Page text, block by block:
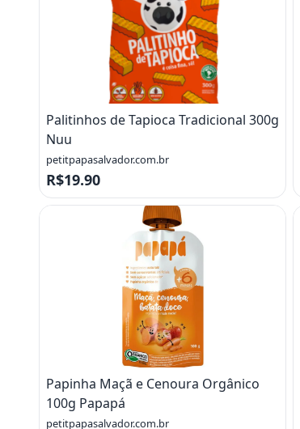
Palitinhos de Tapioca Tradicional 300g
Nuu
petitpapasalvador.com.br
R$19.90
Papinha Maçã e Cenoura Orgânico
100g Papapá
petitpapasalvador.com.br